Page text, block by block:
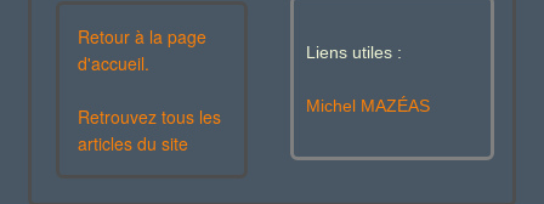
Retour à la page
d'accueil.
Retrouvez tous les
articles du site
Liens utiles :
Michel MAZÉAS